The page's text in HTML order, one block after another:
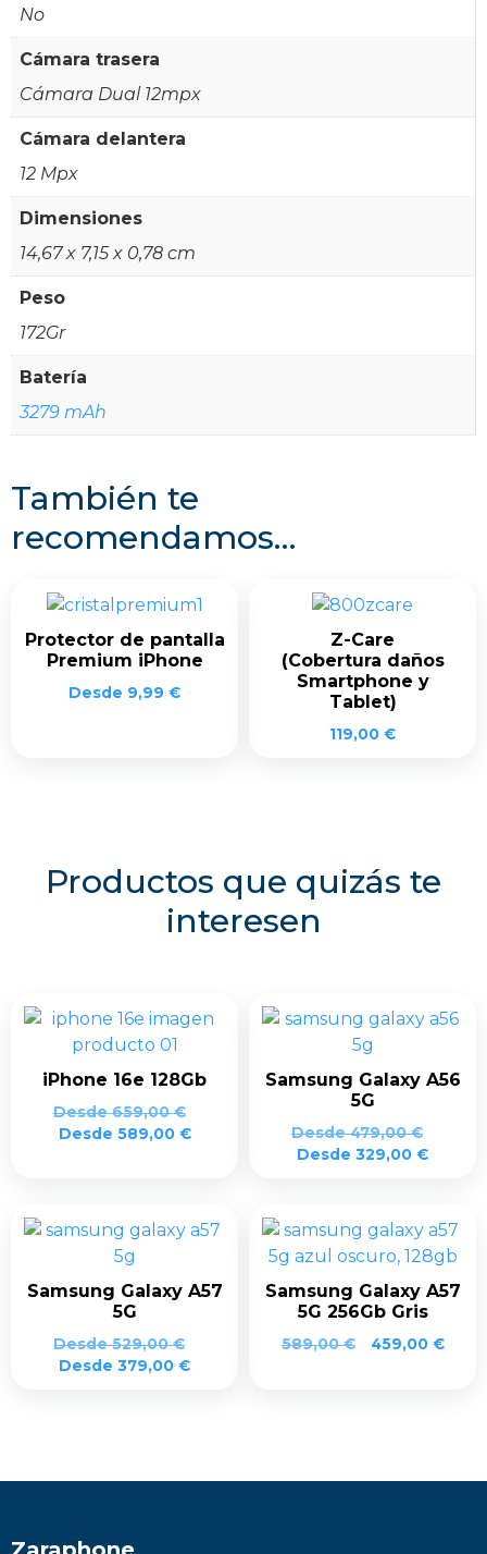
No
Cámara trasera
Cámara Dual 12mpx
Cámara delantera
12 Mpx
Dimensiones
14,67 x 7,15 x 0,78 cm
Peso
172Gr
Batería
3279 mAh
También te
recomendamos…
Protector de pantalla
Premium iPhone
Desde 9,99 €
Z-Care
(Cobertura daños
Smartphone y
Tablet)
119,00 €
Productos que quizás te
interesen
iPhone 16e 128Gb
Desde659,00€
Desde 589,00 €
Samsung Galaxy A56
5G
Desde479,00€
Desde 329,00 €
Samsung Galaxy A57
5G
Desde529,00€
Desde 379,00 €
Samsung Galaxy A57
5G 256Gb Gris
589,00€
El
459,00 €El